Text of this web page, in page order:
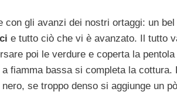
con gli avanzi dei nostri ortaggi: un
e tutto ciò che vi è avanzato. Il tutto
poi le verdure e coperta la
fiamma bassa si completa la cottura.
se troppo denso si aggiunge un